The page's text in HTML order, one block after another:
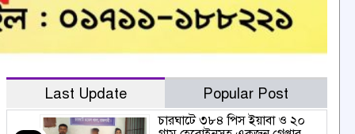
Last Update Popular Post
চারঘাটে ৩৮৪ পিস ইয়াবা ও ২০